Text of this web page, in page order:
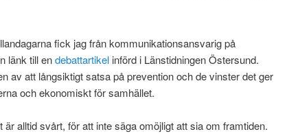
fick jag från kommunikationsansvarig på
länk till endebattartikel införd i Länstidningen Östersund.
av att långsiktigt satsa på prevention och de vinster det ger
och ekonomiskt för samhället.
är alltid svårt, för att inte säga omöjligt att sia om framtiden.